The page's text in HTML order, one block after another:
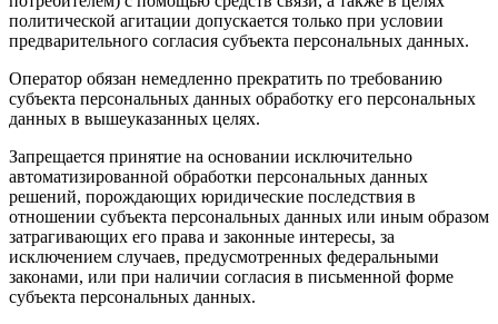
политической агитации допускается только при условии
предварительного согласия субъекта персональных данных.
Оператор обязан немедленно прекратить по требованию
субъекта персональных данных обработку его персональных
данных в вышеуказанных целях.
Запрещается принятие на основании исключительно
автоматизированной обработки персональных данных
решений, порождающих юридические последствия в
отношении субъекта персональных данных или иным образом
затрагивающих его права и законные интересы, за
исключением случаев, предусмотренных федеральными
законами, или при наличии согласия в письменной форме
субъекта персональных данных.